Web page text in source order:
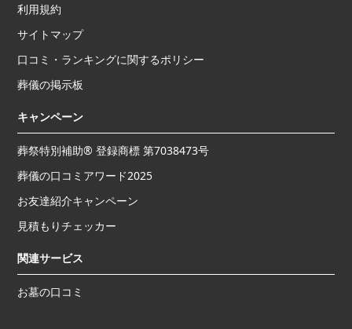
利用規約
サイトマップ
口コミ・ランキングに関するポリシー
葬儀の掲示板
キャンペーン
葬祭特別補助® 登録商標 第7038473号
葬儀の口コミアワード2025
お友達紹介キャンペーン
見積もりチェッカー
関連サービス
お墓の口コミ